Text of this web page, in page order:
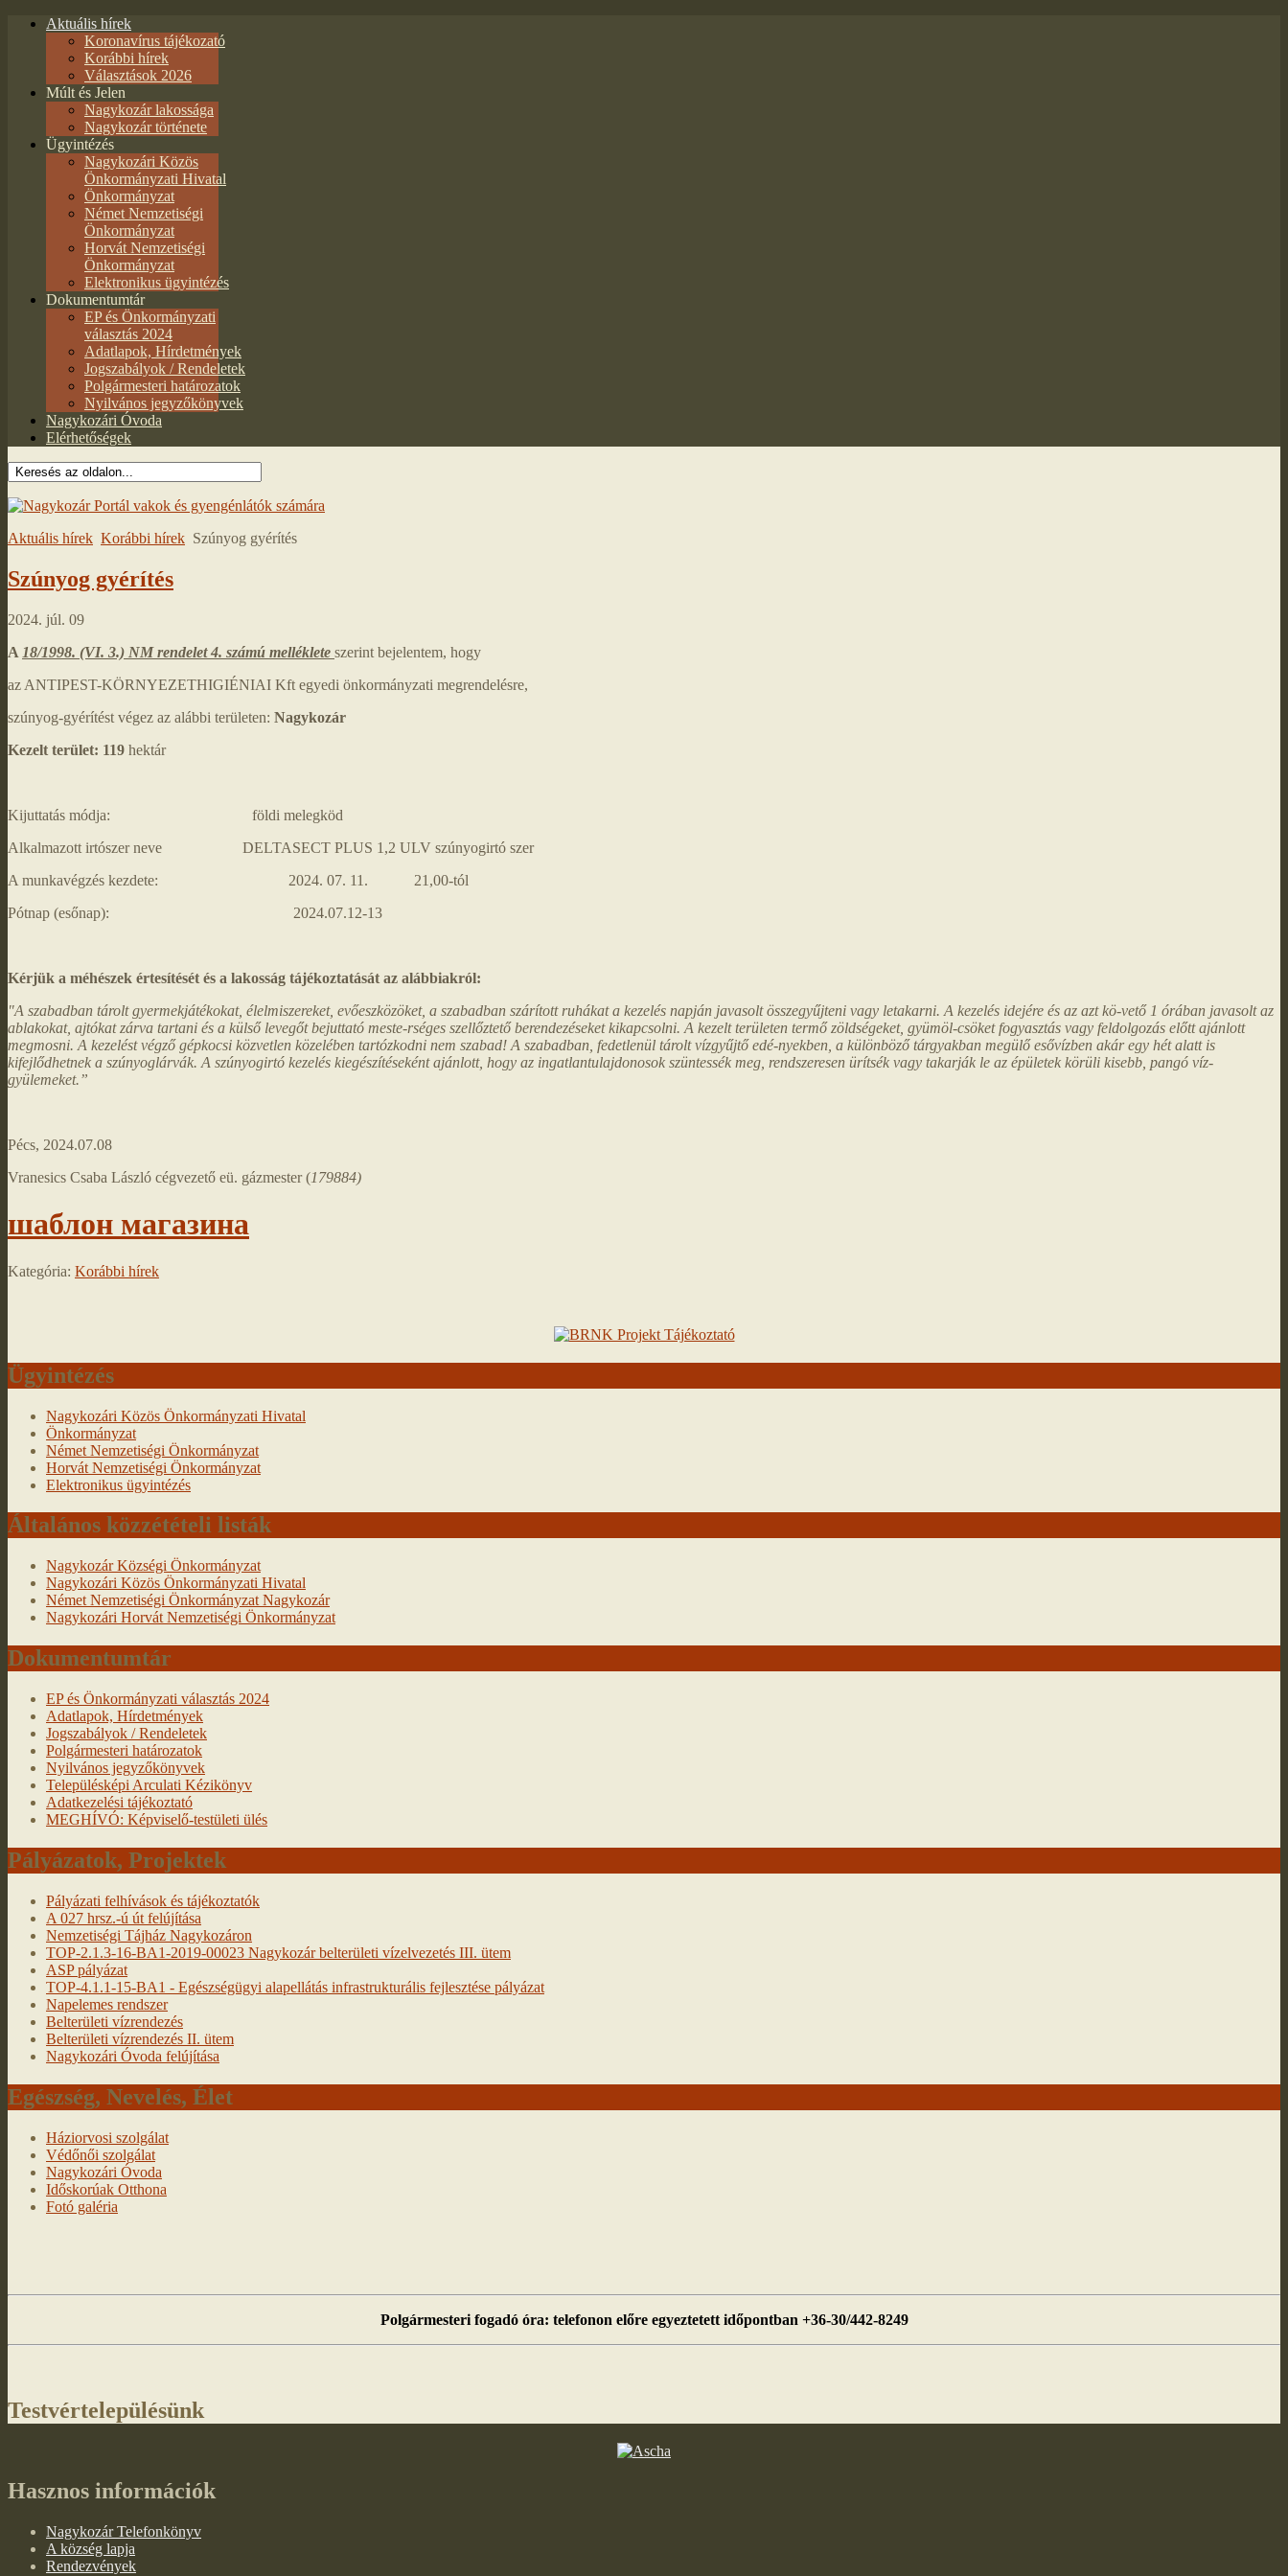
Aktuális hírek
Koronavírus tájékozató
Korábbi hírek
Választások 2026
Múlt és Jelen
Nagykozár lakossága
Nagykozár története
Ügyintézés
Nagykozári Közös
Önkormányzati Hivatal
Önkormányzat
Német Nemzetiségi
Önkormányzat
Horvát Nemzetiségi
Önkormányzat
Elektronikus ügyintézés
Dokumentumtár
EP és Önkormányzati
választás 2024
Adatlapok, Hírdetmények
Jogszabályok / Rendeletek
Polgármesteri határozatok
Nyilvános jegyzőkönyvek
Nagykozári Óvoda
Elérhetőségek
Aktuális hírek Korábbi hírek Szúnyog gyérítés
Szúnyog gyérítés
2024. júl. 09
A 18/1998. (VI. 3.) NM rendelet 4. számú melléklete szerint bejelentem, hogy
az ANTIPEST-KÖRNYEZETHIGIÉNIAI Kft egyedi önkormányzati megrendelésre,
szúnyog-gyérítést végez az alábbi területen: Nagykozár
Kezelt terület: 119 hektár
Kijuttatás módja: földi melegköd
Alkalmazott irtószer neve DELTASECT PLUS 1,2 ULV szúnyogirtó szer
A munkavégzés kezdete: 2024. 07. 11. 21,00-tól
Pótnap (esőnap): 2024.07.12-13
Kérjük a méhészek értesítését és a lakosság tájékoztatását az alábbiakról:
"A szabadban tárolt gyermekjátékokat, élelmiszereket, evőeszközöket, a szabadban szárított ruhákat a kezelés napján javasolt összegyűjteni vagy letakarni. A kezelés idejére és az azt kö-vető 1 órában javasolt az
ablakokat, ajtókat zárva tartani és a külső levegőt bejuttató meste-rséges szellőztető berendezéseket kikapcsolni. A kezelt területen termő zöldségeket, gyümöl-csöket fogyasztás vagy feldolgozás előtt ajánlott
megmosni. A kezelést végző gépkocsi közvetlen közelében tartózkodni nem szabad! A szabadban, fedetlenül tárolt vízgyűjtő edé-nyekben, a különböző tárgyakban megülő esővízben akár egy hét alatt is
kifejlődhetnek a szúnyoglárvák. A szúnyogirtó kezelés kiegészítéseként ajánlott, hogy az ingatlantulajdonosok szüntessék meg, rendszeresen ürítsék vagy takarják le az épületek körüli kisebb, pangó víz-
gyülemeket.”
Pécs, 2024.07.08
Vranesics Csaba László cégvezető eü. gázmester (179884)
шаблон магазина
Kategória: Korábbi hírek
Ügyintézés
Nagykozári Közös Önkormányzati Hivatal
Önkormányzat
Német Nemzetiségi Önkormányzat
Horvát Nemzetiségi Önkormányzat
Elektronikus ügyintézés
Általános közzétételi listák
Nagykozár Községi Önkormányzat
Nagykozári Közös Önkormányzati Hivatal
Német Nemzetiségi Önkormányzat Nagykozár
Nagykozári Horvát Nemzetiségi Önkormányzat
Dokumentumtár
EP és Önkormányzati választás 2024
Adatlapok, Hírdetmények
Jogszabályok / Rendeletek
Polgármesteri határozatok
Nyilvános jegyzőkönyvek
Településképi Arculati Kézikönyv
Adatkezelési tájékoztató
MEGHÍVÓ: Képviselő-testületi ülés
Pályázatok, Projektek
Pályázati felhívások és tájékoztatók
A 027 hrsz.-ú út felújítása
Nemzetiségi Tájház Nagykozáron
TOP-2.1.3-16-BA1-2019-00023 Nagykozár belterületi vízelvezetés III. ütem
ASP pályázat
TOP-4.1.1-15-BA1 - Egészségügyi alapellátás infrastrukturális fejlesztése pályázat
Napelemes rendszer
Belterületi vízrendezés
Belterületi vízrendezés II. ütem
Nagykozári Óvoda felújítása
Egészség, Nevelés, Élet
Háziorvosi szolgálat
Védőnői szolgálat
Nagykozári Óvoda
Időskorúak Otthona
Fotó galéria
Polgármesteri fogadó óra: telefonon előre egyeztetett időpontban +36-30/442-8249
Testvértelepülésünk
Hasznos információk
Nagykozár Telefonkönyv
A község lapja
Rendezvények